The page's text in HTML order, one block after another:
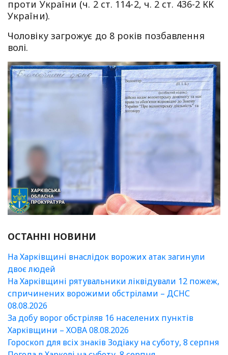
проти України (ч. 2 ст. 114-2, ч. 2 ст. 436-2 КК
України).
Чоловіку загрожує до 8 років позбавлення
волі.
ОСТАННІ НОВИНИ
На Харківщині внаслідок ворожих атак загинули
двоє людей
На Харківщині рятувальники ліквідували 12 пожеж,
спричинених ворожими обстрілами – ДСНС
08.08.2026
За добу ворог обстріляв 16 населених пунктів
Харківщини – ХОВА 08.08.2026
Гороскоп для всіх знаків Зодіаку на суботу, 8 серпня